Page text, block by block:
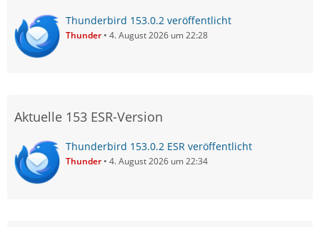
Thunderbird 153.0.2 veröffentlicht
Thunder 4. August 2026 um 22:28
Aktuelle 153 ESR-Version
Thunderbird 153.0.2 ESR veröffentlicht
Thunder 4. August 2026 um 22:34